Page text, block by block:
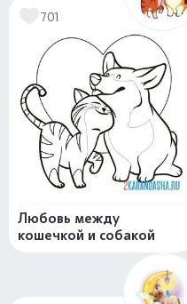
701
Любовь между
кошечкой и собакой